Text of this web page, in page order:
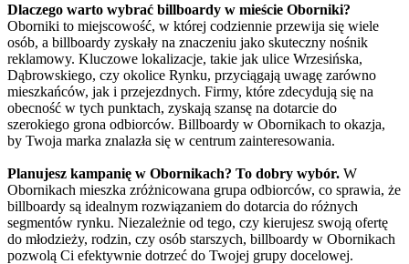
Dlaczego warto wybrać billboardy w mieście Oborniki?
Oborniki to miejscowość, w której codziennie przewija się wiele
osób, a billboardy zyskały na znaczeniu jako skuteczny nośnik
reklamowy. Kluczowe lokalizacje, takie jak ulice Wrzesińska,
Dąbrowskiego, czy okolice Rynku, przyciągają uwagę zarówno
mieszkańców, jak i przejezdnych. Firmy, które zdecydują się na
obecność w tych punktach, zyskają szansę na dotarcie do
szerokiego grona odbiorców. Billboardy w Obornikach to okazja,
by Twoja marka znalazła się w centrum zainteresowania.
Planujesz kampanię w Obornikach? To dobry wybór. W
Obornikach mieszka zróżnicowana grupa odbiorców, co sprawia, że
billboardy są idealnym rozwiązaniem do dotarcia do różnych
segmentów rynku. Niezależnie od tego, czy kierujesz swoją ofertę
do młodzieży, rodzin, czy osób starszych, billboardy w Obornikach
pozwolą Ci efektywnie dotrzeć do Twojej grupy docelowej.